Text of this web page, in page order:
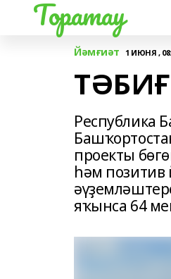
Торатау
Йәмғиәт 1 ИЮНЯ ,
Республика
проекты
һәм
яҡынса 64